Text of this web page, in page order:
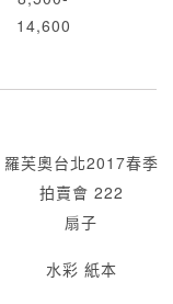
14,600
羅芙奧台北2017春季
拍賣會 222
扇子
水彩 紙本